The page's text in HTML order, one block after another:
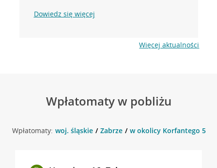
Dowiedz się więcej
Więcej aktualności
Wpłatomaty w pobliżu
Wpłatomaty: woj. śląskie Zabrze w okolicy Korfantego 5 ,